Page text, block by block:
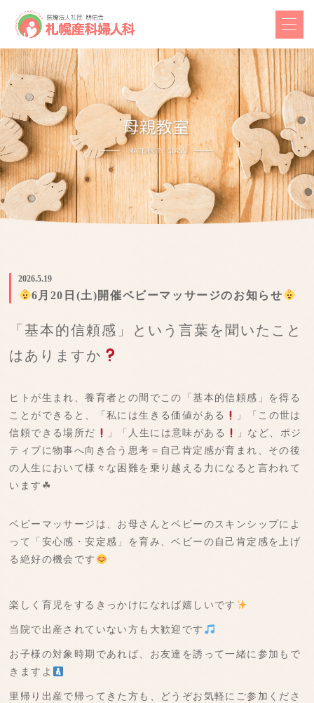
2026.5.19
6月20日(土)開催ベビーマッサージのお知らせ
「基本的信頼感」という言葉を聞いたこと
はありますか
ヒトが生まれ、養育者との間でこの「基本的信頼感」を得る
ことができると、「私には生きる価値がある
」「この世は
信頼できる場所だ
」「人生には意味がある
」など、ポジ
ティブに物事へ向き合う思考＝自己肯定感が育まれ、その後
の人生において様々な困難を乗り越える力になると言われて
います☘
ベビーマッサージは、お母さんとベビーのスキンシップによ
って「安心感・安定感」を育み、ベビーの自己肯定感を上げ
る絶好の機会です
楽しく育児をするきっかけになれば嬉しいです
当院で出産されていない方も大歓迎です
お子様の対象時期であれば、お友達を誘って一緒に参加もで
きますよ
里帰り出産で帰ってきた方も、どうぞお気軽にご参加くださ